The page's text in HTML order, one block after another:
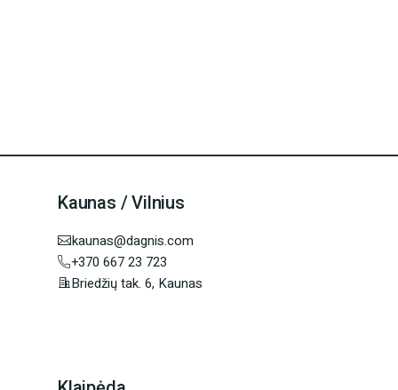
Kaunas / Vilnius
kaunas@dagnis.com
+370 667 23 723
Briedžių tak. 6, Kaunas